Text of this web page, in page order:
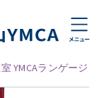
YMCAランゲージ